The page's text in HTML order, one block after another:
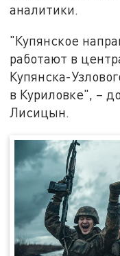
аналитики.
"Купянское
работают в
Купянска-
в Куриловке", –
Лисицын.